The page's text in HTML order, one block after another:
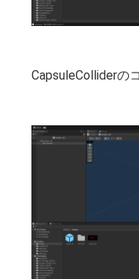
CapsuleColliderの